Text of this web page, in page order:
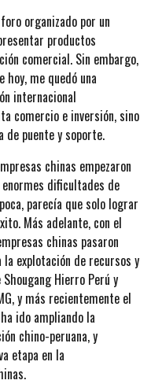
organizado por un
productos
comercial. Sin embargo,
me quedó una
internacional
comercio e inversión, sino
de puente y soporte.
chinas empezaron
dificultades de
parecía que solo lograr
Más adelante, con el
chinas pasaron
explotación de recursos y
Hierro Perú y
y más recientemente el
ido ampliando la
chino-peruana, y
etapa en la